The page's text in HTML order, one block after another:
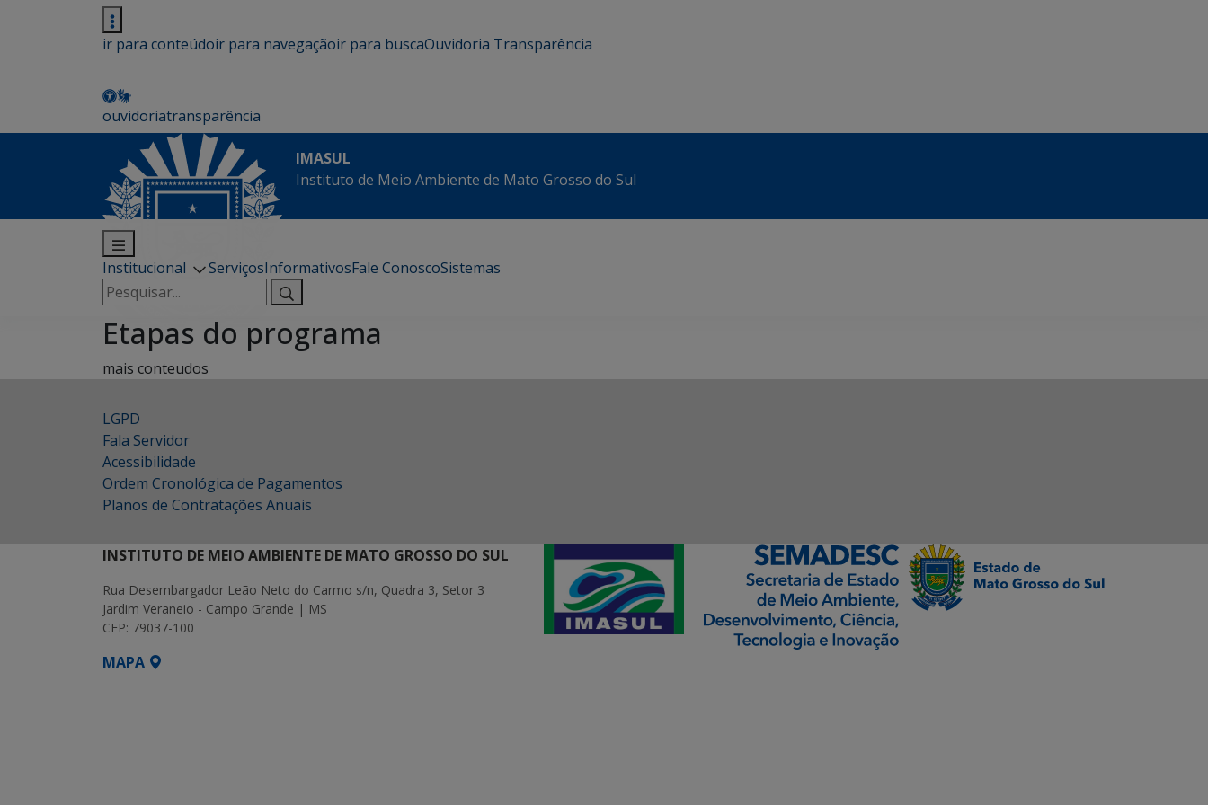
ir para conteúdoir para navegaçãoir para buscaOuvidoria Transparência
ouvidoriatransparência
IMASUL
Instituto de Meio Ambiente de Mato Grosso do Sul
Institucional ServiçosInformativosFale ConoscoSistemas
Pesquisar
por:
Etapas do programa
mais conteudos
LGPD
Fala Servidor
Acessibilidade
Ordem Cronológica de Pagamentos
Planos de Contratações Anuais
INSTITUTO DE MEIO AMBIENTE DE MATO GROSSO DO SUL
Rua Desembargador Leão Neto do Carmo s/n, Quadra 3, Setor 3
Jardim Veraneio - Campo Grande | MS
CEP: 79037-100
MAPA